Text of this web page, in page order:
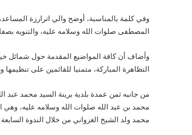
وفي كلمة بالمناسبة، أوضح والي اترارزة
المصطفى صلوات الله وسلامه عليه، والتنويه
وأضاف أن كافة المواضيع المقدمة حول شمائل
التظاهرة المباركة، متمنيا للقائمين على تنظيمها
من جانبه ثمن عمدة بلدية برينة السيد محمد عبد
محمد بن عبد الله صلوات الله وسلامه عليه، وهي
محمد ولد الشيخ الغزواني من خلال الندوة السابعة